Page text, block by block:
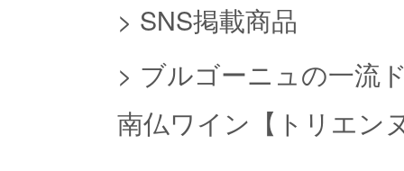
> SNS掲載商品
> ブルゴーニュの一流
南仏ワイン【トリエン